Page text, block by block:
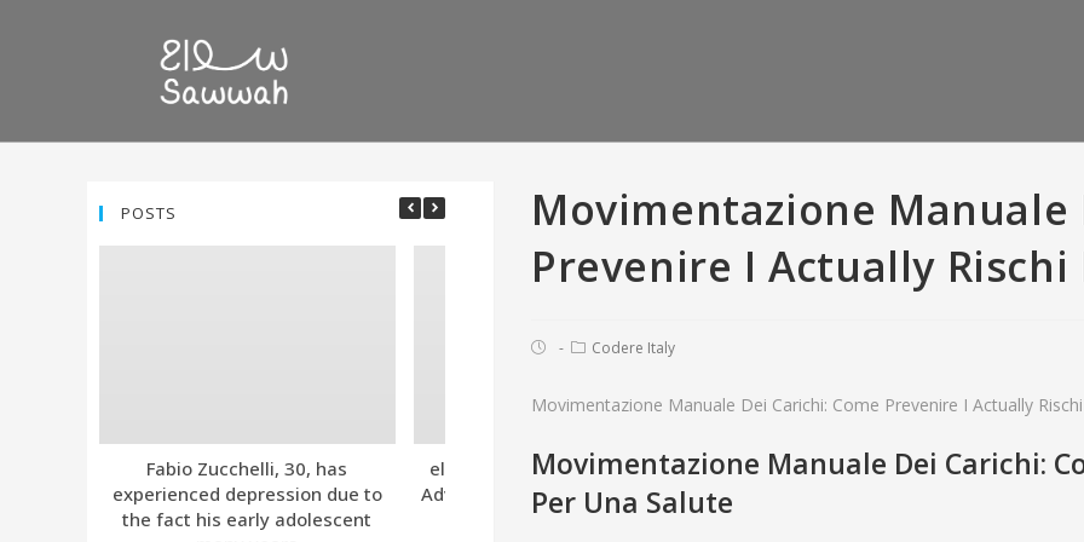
Movimentazione Manuale
Prevenire I Actually Rischi
Codere Italy
Movimentazione Manuale Dei Carichi: Come Prevenire I Actually
Movimentazione Manuale Dei Carichi:
Per Una Salute
POSTS
Fabio Zucchelli, 30, has
experienced depression due to
the fact his early adolescent
eleven. Tinder Versus Bumble:
Advanced Subscriptions • Tinder
Together with And Gold
So you’re able to recite, all means